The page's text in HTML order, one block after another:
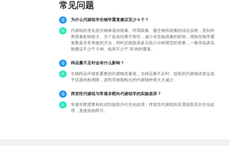
常见问题
为什么代谢组学生物学重复建议至少 6 个？
代谢组的变化是生物体遗传因素、环境因素、微生物等因素的综合反映，受到外
界因素影响较大。为了提高结果可靠性，减小非实验因素的影响，增加生物学重
复数是非常有效的方法，同时还能提高多元统计分析模型的质量，一般非临床实
验建议不少于 6 例、临床不少于 30 例的重复。
样品量不足时会有什么影响？
生物样品中很多重要的代谢物含量低，当样品量不足时，提取的代谢物浓度会低
于仪器的检测限，进而导致能检出的代谢物种类大大减少。
挥发性代谢组与常规非靶向代谢组学的实验差异？
常规非靶需要有机试剂提取并衍生化处理；挥发性代谢组则无需提取及衍生化处
理，直接加热即可。